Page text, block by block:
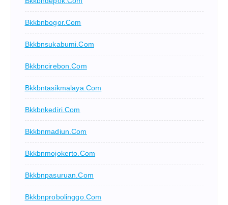
Bkkbnbogor.com
Bkkbnsukabumi.com
Bkkbncirebon.com
Bkkbntasikmalaya.com
Bkkbnkediri.com
Bkkbnmadiun.com
Bkkbnmojokerto.com
Bkkbnpasuruan.com
Bkkbnprobolinggo.com